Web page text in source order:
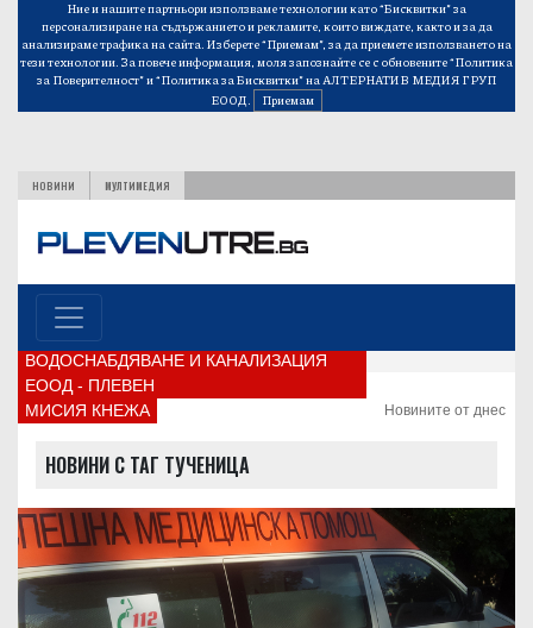
Ние и нашите партньори използваме технологии като “Бисквитки” за
персонализиране на съдържанието и рекламите, които виждате, както и за да
анализираме трафика на сайта. Изберете “Приемам”, за да приемете използването на
тези технологии. За повече информация, моля запознайте се с обновените“Политика
за Поверителност”и“Политика за Бисквитки”на АЛТЕРНАТИВ МЕДИЯ ГРУП
ЕООД.
Приемам
НОВИНИ МУЛТИМЕДИЯ
ВОДОСНАБДЯВАНЕ И КАНАЛИЗАЦИЯ
ЕООД - ПЛЕВЕН
МИСИЯ КНЕЖА
Новините от днес
НОВИНИ С ТАГ ТУЧЕНИЦА